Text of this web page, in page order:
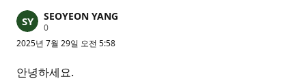
SEOYEON YANG
0평
포
트
2025년 7월 29일 오전 5:58
안녕하세요.